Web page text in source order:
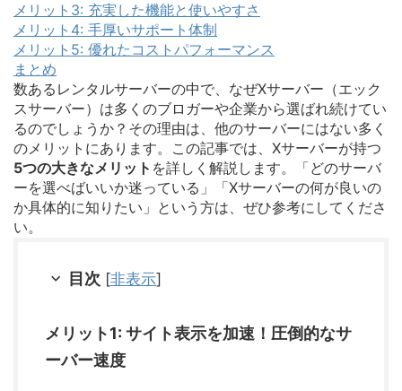
メリット3: 充実した機能と使いやすさ
メリット4: 手厚いサポート体制
メリット5: 優れたコストパフォーマンス
まとめ
数あるレンタルサーバーの中で、なぜXサーバー（エック
スサーバー）は多くのブロガーや企業から選ばれ続けてい
るのでしょうか？その理由は、他のサーバーにはない多く
のメリットにあります。この記事では、Xサーバーが持つ
5つの大きなメリット を詳しく解説します。「どのサーバ
ーを選べばいいか迷っている」「Xサーバーの何が良いの
か具体的に知りたい」という方は、ぜひ参考にしてくださ
い。
目次 [非表示]
メリット1: サイト表示を加速！圧倒的なサ
ーバー速度